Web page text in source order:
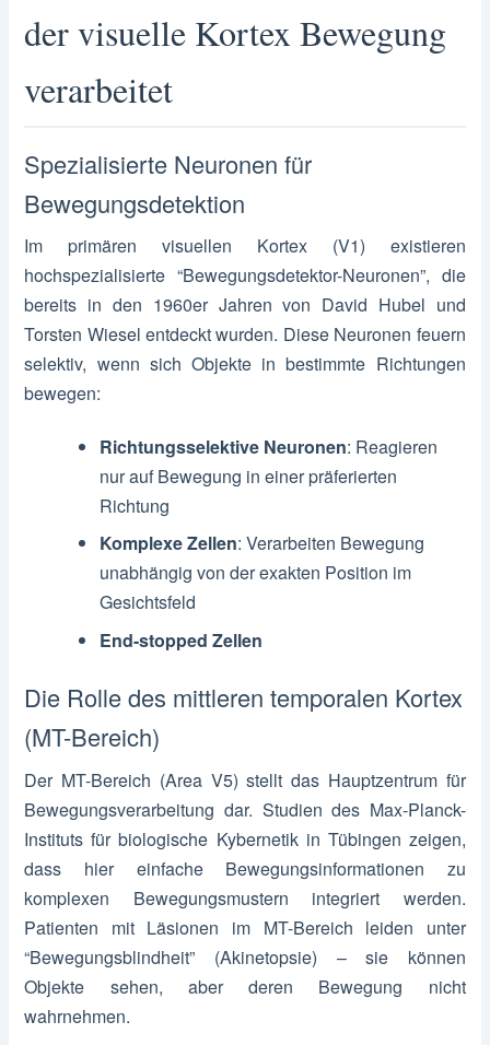
der visuelle Kortex Bewegung
verarbeitet
Spezialisierte Neuronen für
Bewegungsdetektion
Im primären visuellen Kortex (V1) existieren
hochspezialisierte “Bewegungsdetektor-Neuronen”, die
bereits in den 1960er Jahren von David Hubel und
Torsten Wiesel entdeckt wurden. Diese Neuronen feuern
selektiv, wenn sich Objekte in bestimmte Richtungen
bewegen:
Richtungsselektive Neuronen: Reagieren
nur auf Bewegung in einer präferierten
Richtung
Komplexe Zellen: Verarbeiten Bewegung
unabhängig von der exakten Position im
Gesichtsfeld
End-stopped Zellen
Die Rolle des mittleren temporalen Kortex
(MT-Bereich)
Der MT-Bereich (Area V5) stellt das Hauptzentrum für
Bewegungsverarbeitung dar. Studien des Max-Planck-
Instituts für biologische Kybernetik in Tübingen zeigen,
dass hier einfache Bewegungsinformationen zu
komplexen Bewegungsmustern integriert werden.
Patienten mit Läsionen im MT-Bereich leiden unter
“Bewegungsblindheit” (Akinetopsie) – sie können
Objekte sehen, aber deren Bewegung nicht
wahrnehmen.